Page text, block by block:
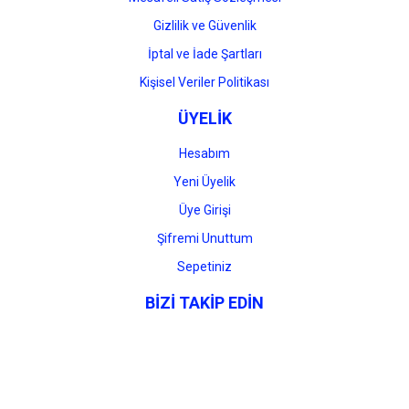
Gizlilik ve Güvenlik
İptal ve İade Şartları
Kişisel Veriler Politikası
ÜYELİK
Hesabım
Yeni Üyelik
Üye Girişi
Şifremi Unuttum
Sepetiniz
BİZİ TAKİP EDİN